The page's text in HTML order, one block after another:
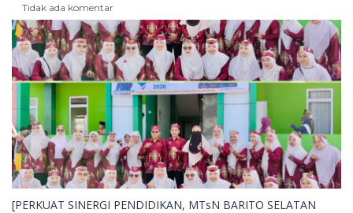
Tidak ada komentar
[PERKUAT SINERGI PENDIDIKAN, MTsN BARITO SELATAN